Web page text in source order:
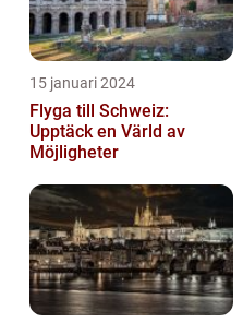
15 januari 2024
Flyga till Schweiz:
Upptäck en Värld av
Möjligheter